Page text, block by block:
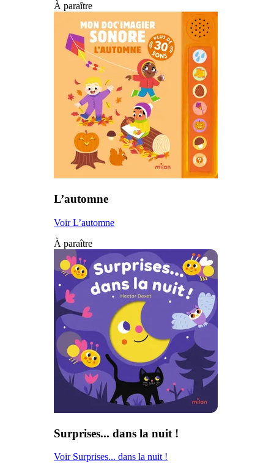
À paraître
L’automne
Voir L’automne
À paraître
Surprises... dans la nuit !
Voir Surprises... dans la nuit !